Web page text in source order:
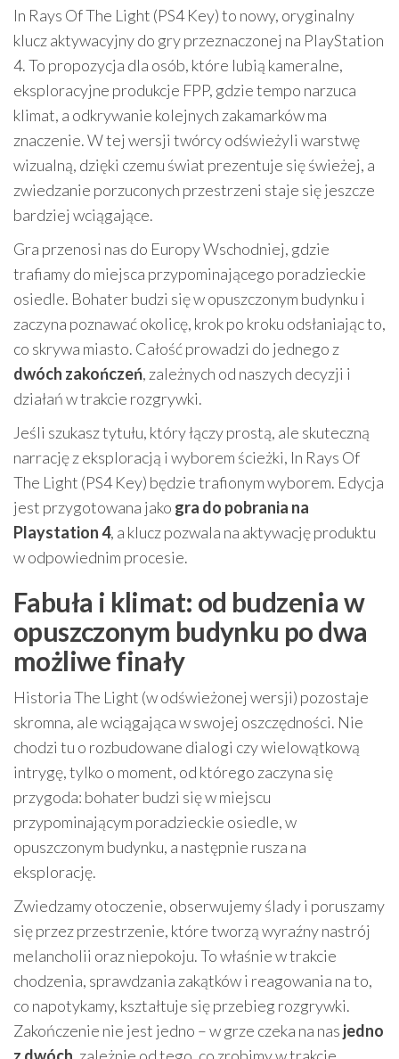
In Rays Of The Light (PS4 Key) to nowy, oryginalny
klucz aktywacyjny do gry przeznaczonej na PlayStation
4. To propozycja dla osób, które lubią kameralne,
eksploracyjne produkcje FPP, gdzie tempo narzuca
klimat, a odkrywanie kolejnych zakamarków ma
znaczenie. W tej wersji twórcy odświeżyli warstwę
wizualną, dzięki czemu świat prezentuje się świeżej, a
zwiedzanie porzuconych przestrzeni staje się jeszcze
bardziej wciągające.
Gra przenosi nas do Europy Wschodniej, gdzie
trafiamy do miejsca przypominającego poradzieckie
osiedle. Bohater budzi się w opuszczonym budynku i
zaczyna poznawać okolicę, krok po kroku odsłaniając to,
co skrywa miasto. Całość prowadzi do jednego z
dwóch zakończeń, zależnych od naszych decyzji i
działań w trakcie rozgrywki.
Jeśli szukasz tytułu, który łączy prostą, ale skuteczną
narrację z eksploracją i wyborem ścieżki, In Rays Of
The Light (PS4 Key) będzie trafionym wyborem. Edycja
jest przygotowana jako gra do pobrania na
Playstation 4, a klucz pozwala na aktywację produktu
w odpowiednim procesie.
Fabuła i klimat: od budzenia w
opuszczonym budynku po dwa
możliwe finały
Historia The Light (w odświeżonej wersji) pozostaje
skromna, ale wciągająca w swojej oszczędności. Nie
chodzi tu o rozbudowane dialogi czy wielowątkową
intrygę, tylko o moment, od którego zaczyna się
przygoda: bohater budzi się w miejscu
przypominającym poradzieckie osiedle, w
opuszczonym budynku, a następnie rusza na
eksplorację.
Zwiedzamy otoczenie, obserwujemy ślady i poruszamy
się przez przestrzenie, które tworzą wyraźny nastrój
melancholii oraz niepokoju. To właśnie w trakcie
chodzenia, sprawdzania zakątków i reagowania na to,
co napotykamy, kształtuje się przebieg rozgrywki.
Zakończenie nie jest jedno – w grze czeka na nas jedno